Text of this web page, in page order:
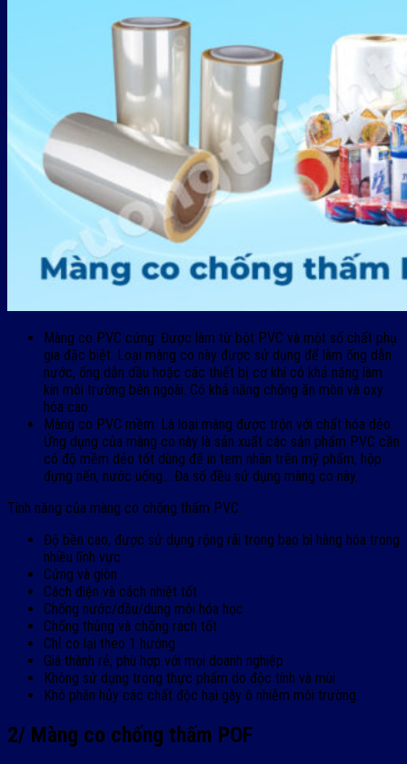
Màng co PVC cứng: Được làm từ bột PVC và một số chất phụ
gia đặc biệt. Loại màng co này được sử dụng để làm ống dẫn
nước, ống dẫn dầu hoặc các thiết bị cơ khí có khả năng làm
kín môi trường bên ngoài. Có khả năng chống ăn mòn và oxy
hóa cao.
Màng co PVC mềm: Là loại màng được trộn với chất hóa dẻo.
Ứng dụng của màng co này là sản xuất các sản phẩm PVC cần
có độ mềm dẻo tốt dùng để in tem nhãn trên mỹ phẩm, hộp
đựng nến, nước uống… Đa số đều sử dụng màng co này.
Tính năng của màng co chống thấm PVC:
Độ bền cao, được sử dụng rộng rãi trong bao bì hàng hóa trong
nhiều lĩnh vực
Cứng và giòn
Cách điện và cách nhiệt tốt
Chống nước/dầu/dung môi hóa học
Chống thủng và chống rách tốt
Chỉ co lại theo 1 hướng
Giá thành rẻ, phù hợp với mọi doanh nghiệp
Không sử dụng trong thực phẩm do độc tính và mùi
Khó phân hủy các chất độc hại gây ô nhiễm môi trường.
2/ Màng co chống thấm POF